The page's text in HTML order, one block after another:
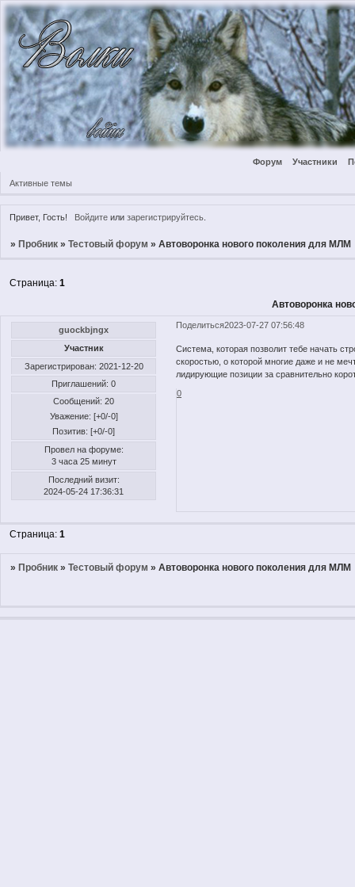
Форум Участники
Активные темы
Привет, Гость! Войдитеили зарегистрируйтесь.
» Пробник »Тестовый форум »Автоворонка нового поколения для МЛМ
Автоворонка
Страница:1
Поделиться2023-07-27 07:56:48
guockbjngx
Участник
Зарегистрирован: 2021-12-20
Приглашений: 0
Сообщений: 20
Уважение: [+0/-0]
Позитив: [+0/-0]
Провел на форуме:
3 часа 25 минут
Последний визит:
2024-05-24 17:36:31
Система, которая позволит тебе начать
скоростью, о которой многие даже и не
лидирующие позиции за сравнительно
0
Страница:1
» Пробник »Тестовый форум »Автоворонка нового поколения для МЛМ